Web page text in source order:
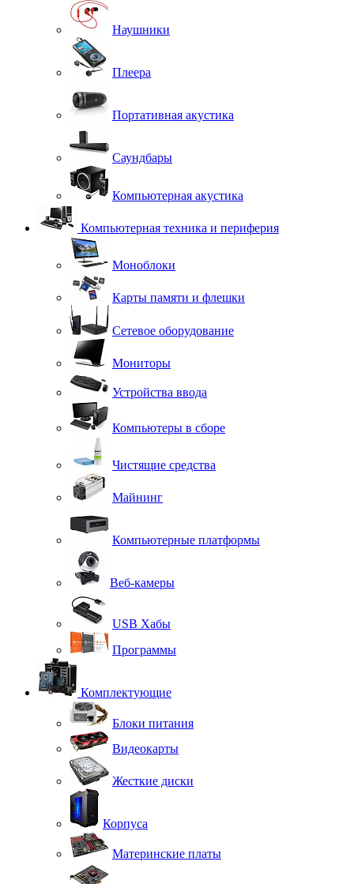
Наушники
Плеера
Портативная акустика
Саундбары
Компьютерная акустика
Компьютерная техника и периферия
Моноблоки
Карты памяти и флешки
Сетевое оборудование
Мониторы
Устройства ввода
Компьютеры в сборе
Чистящие средства
Майнинг
Компьютерные платформы
Веб-камеры
USB Хабы
Программы
Комплектующие
Блоки питания
Видеокарты
Жесткие диски
Корпуса
Материнские платы